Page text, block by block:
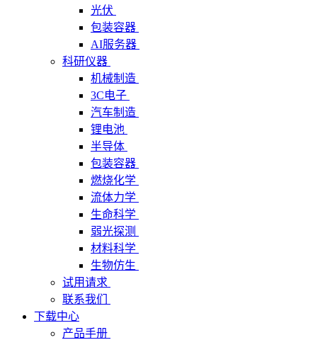
光伏
包装容器
AI服务器
科研仪器
机械制造
3C电子
汽车制造
锂电池
半导体
包装容器
燃烧化学
流体力学
生命科学
弱光探测
材料科学
生物仿生
试用请求
联系我们
下载中心
产品手册